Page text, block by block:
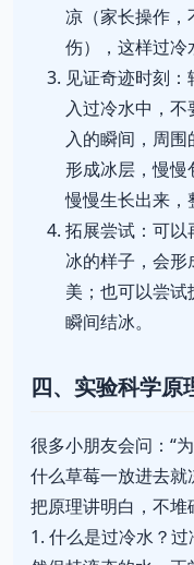
凉（家长操作
伤），这样过冷
见证奇迹时刻
入过冷水中，
入的瞬间，周
形成冰层，慢慢
慢慢生长出来，
拓展尝试：可
冰的样子，会
美；也可以尝
瞬间结冰。
四、实验科学原
很多小朋友会问：“
什么草莓一放进去就
把原理讲明白，不堆
1. 什么是过冷水？